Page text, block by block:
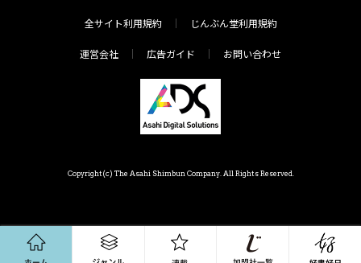
全サイト利用規約 じんぶん堂利用規約
運営会社 広告ガイド お問い合わせ
Copyright(c) The Asahi Shimbun Company. All Rights Reserved.